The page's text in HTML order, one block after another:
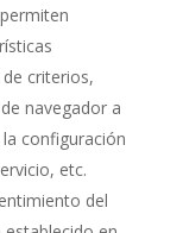
criterios,
navegador a
configuración
etc.
del